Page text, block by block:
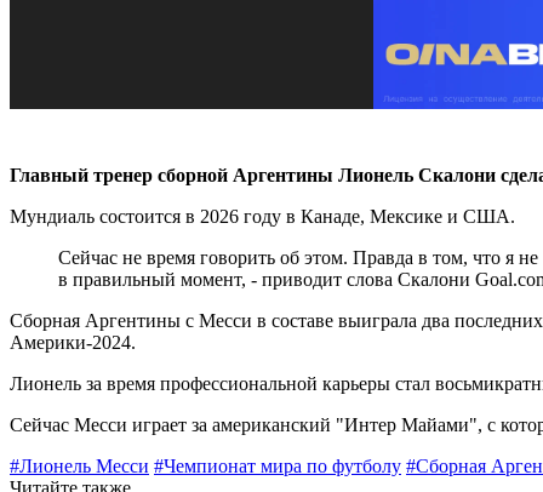
Главный тренер сборной Аргентины Лионель Скалони
Мундиаль состоится в 2026 году в Канаде, Мексике и США.
Сейчас не время говорить об этом. Правда в том, что я
в правильный момент, - приводит слова Скалони
Сборная Аргентины с Месси в составе выиграла два
Америки-2024.
Лионель за время профессиональной карьеры стал
Сейчас Месси играет за американский "Интер Майами", с
#Лионель Месси #Чемпионат мира по футболу #Сборная
Читайте также